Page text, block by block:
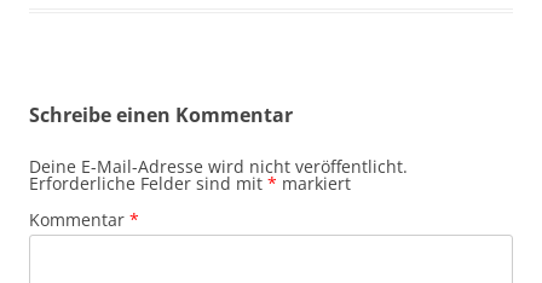
Schreibe einen Kommentar
Deine E-Mail-Adresse wird nicht veröffentlicht.
Erforderliche Felder sind mit * markiert
Kommentar *